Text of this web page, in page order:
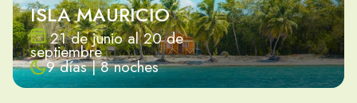
ISLA MAURICIO
21 de junio al 20 de
septiembre
9 días | 8 noches